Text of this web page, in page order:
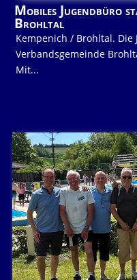
Mobiles Jugendbüro
Brohltal
Kempenich / Brohltal. Die
Verbandsgemeinde
Mit...